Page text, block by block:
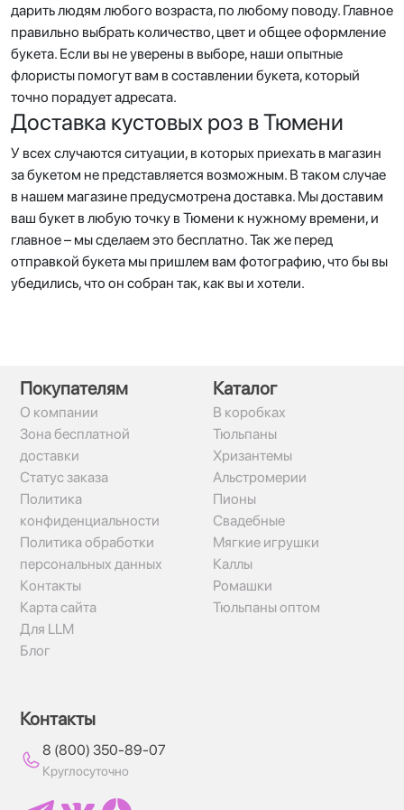
дарить людям любого возраста, по любому поводу. Главное
правильно выбрать количество, цвет и общее оформление
букета. Если вы не уверены в выборе, наши опытные
флористы помогут вам в составлении букета, который
точно порадует адресата.
Доставка кустовых роз в Тюмени
У всех случаются ситуации, в которых приехать в магазин
за букетом не представляется возможным. В таком случае
в нашем магазине предусмотрена доставка. Мы доставим
ваш букет в любую точку в Тюмени к нужному времени, и
главное – мы сделаем это бесплатно. Так же перед
отправкой букета мы пришлем вам фотографию, что бы вы
убедились, что он собран так, как вы и хотели.
Покупателям
О компании
Зона бесплатной
доставки
Статус заказа
Политика
конфиденциальности
Политика обработки
персональных данных
Контакты
Карта сайта
Для LLM
Блог
Каталог
В коробках
Тюльпаны
Хризантемы
Альстромерии
Пионы
Свадебные
Мягкие игрушки
Каллы
Ромашки
Тюльпаны оптом
Контакты
8 (800) 350-89-07
Круглосуточно